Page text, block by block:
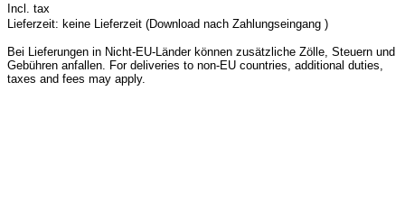
Incl. tax
Lieferzeit: keine Lieferzeit (Download nach Zahlungseingang )
Bei Lieferungen in Nicht-EU-Länder können zusätzliche Zölle, Steuern und
Gebühren anfallen. For deliveries to non-EU countries, additional duties,
taxes and fees may apply.